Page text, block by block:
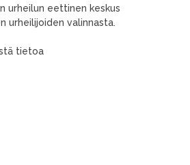
urheilun eettinen keskus
urheilijoiden valinnasta.
tietoa